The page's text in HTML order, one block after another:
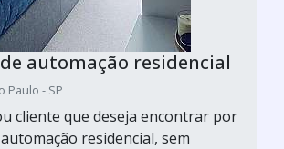
automação residencial
Paulo - SP
cliente que deseja encontrar por
residencial, sem